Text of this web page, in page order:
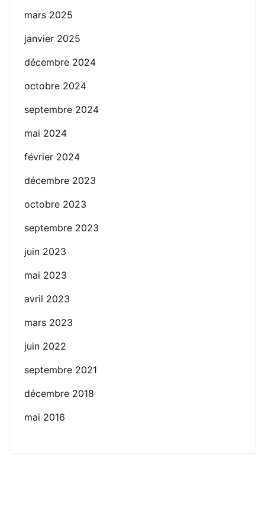
mars 2025
janvier 2025
décembre 2024
octobre 2024
septembre 2024
mai 2024
février 2024
décembre 2023
octobre 2023
septembre 2023
juin 2023
mai 2023
avril 2023
mars 2023
juin 2022
septembre 2021
décembre 2018
mai 2016